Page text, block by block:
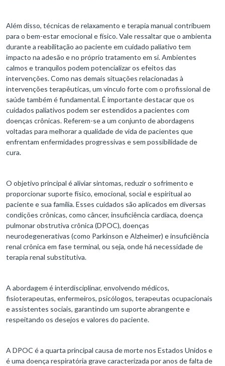
Além disso, técnicas de relaxamento e terapia manual contribuem
para o bem-estar emocional e físico. Vale ressaltar que o ambienta
durante a reabilitação ao paciente em cuidado paliativo tem
impacto na adesão e no próprio tratamento em si. Ambientes
calmos e tranquilos podem potencializar os efeitos das
intervenções. Como nas demais situações relacionadas à
intervenções terapêuticas, um vínculo forte com o profissional de
saúde também é fundamental. É importante destacar que os
cuidados paliativos podem ser estendidos a pacientes com
doenças crônicas. Referem-se a um conjunto de abordagens
voltadas para melhorar a qualidade de vida de pacientes que
enfrentam enfermidades progressivas e sem possibilidade de
cura.
O objetivo principal é aliviar sintomas, reduzir o sofrimento e
proporcionar suporte físico, emocional, social e espiritual ao
paciente e sua família. Esses cuidados são aplicados em diversas
condições crônicas, como câncer, insuficiência cardíaca, doença
pulmonar obstrutiva crônica (DPOC), doenças
neurodegenerativas (como Parkinson e Alzheimer) e insuficiência
renal crônica em fase terminal, ou seja, onde há necessidade de
terapia renal substitutiva.
A abordagem é interdisciplinar, envolvendo médicos,
fisioterapeutas, enfermeiros, psicólogos, terapeutas ocupacionais
e assistentes sociais, garantindo um suporte abrangente e
respeitando os desejos e valores do paciente.
A DPOC é a quarta principal causa de morte nos Estados Unidos e
é uma doença respiratória grave caracterizada por anos de falta de